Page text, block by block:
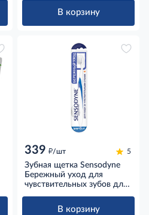
В корзину
339 д/шт 5
Зубная щетка Sensodyne
Бережный уход для
чувствительных зубов для
В корзину